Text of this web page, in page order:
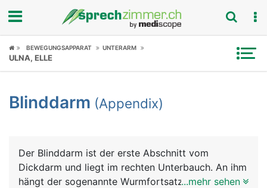
Fokus
Symptome
News
BEWEGUNGSAPPARAT UNTERARM
ULNA, ELLE
Blinddarm (Appendix)
Der Blinddarm ist der erste Abschnitt vom
Dickdarm und liegt im rechten Unterbauch. An ihm
hängt der sogenannte Wurmfortsatz, der...mehr sehen